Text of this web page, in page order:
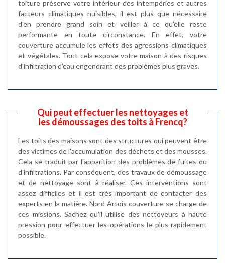
toiture préserve votre intérieur des intempéries et autres
facteurs climatiques nuisibles, il est plus que nécessaire
d'en prendre grand soin et veiller à ce qu'elle reste
performante en toute circonstance. En effet, votre
couverture accumule les effets des agressions climatiques
et végétales. Tout cela expose votre maison à des risques
d’infiltration d’eau engendrant des problèmes plus graves.
Qui peut effectuer les nettoyages et
les démoussages des toits à Frencq?
Les toits des maisons sont des structures qui peuvent être
des victimes de l'accumulation des déchets et des mousses.
Cela se traduit par l'apparition des problèmes de fuites ou
d'infiltrations. Par conséquent, des travaux de démoussage
et de nettoyage sont à réaliser. Ces interventions sont
assez difficiles et il est très important de contacter des
experts en la matière. Nord Artois couverture se charge de
ces missions. Sachez qu'il utilise des nettoyeurs à haute
pression pour effectuer les opérations le plus rapidement
possible.